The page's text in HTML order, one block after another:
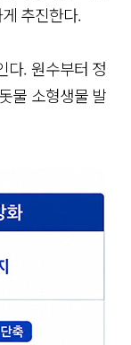
추진한다.
다. 원수부터 정
물 소형생물 발